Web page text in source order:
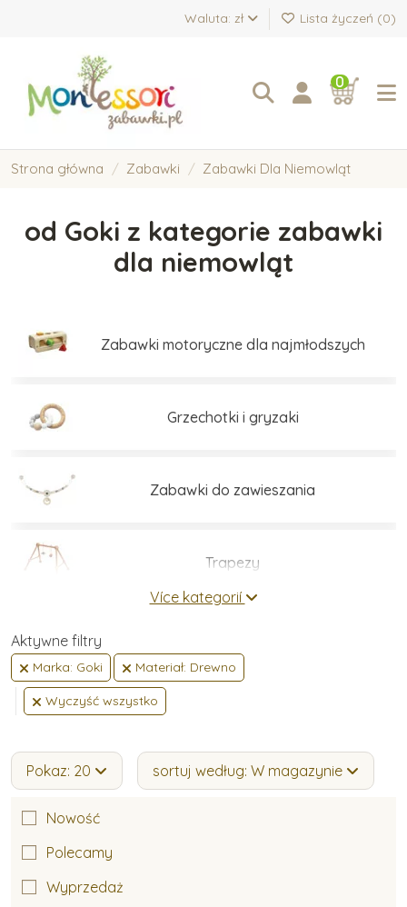
Waluta: zł Lista życzeń (0)
0
Strona główna Zabawki Zabawki Dla Niemowląt
od Goki z kategorie zabawki
dla niemowląt
Zabawki motoryczne dla najmłodszych
Grzechotki i gryzaki
Zabawki do zawieszania
Trapezy
Drewniane auta
Muzyczne zabawki dla najmłodszych
Více kategorií
Aktywne filtry
Marka: Goki Materiał: Drewno
Wyczyść wszystko
Pokaz: 20 sortuj według: W magazynie
Nowość
Polecamy
Wyprzedaż